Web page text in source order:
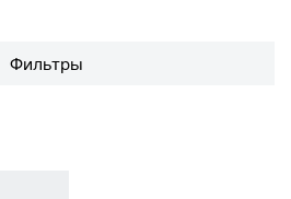
Фильтры